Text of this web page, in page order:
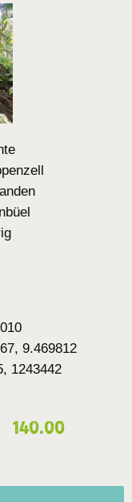
9.469812
1243442
140.00